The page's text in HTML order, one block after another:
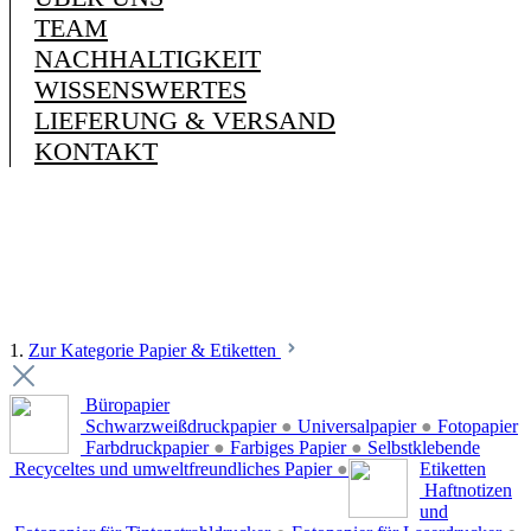
TEAM
NACHHALTIGKEIT
WISSENSWERTES
LIEFERUNG & VERSAND
KONTAKT
1. Zur Kategorie Papier & Etiketten
Büropapier
Schwarzweißdruckpapier ● Universalpapier ●
Farbdruckpapier ● Farbiges Papier ●
Recyceltes und umweltfreundliches Papier ●
Fotopapier
Selbstklebende
Etiketten
Haftnotizen
und